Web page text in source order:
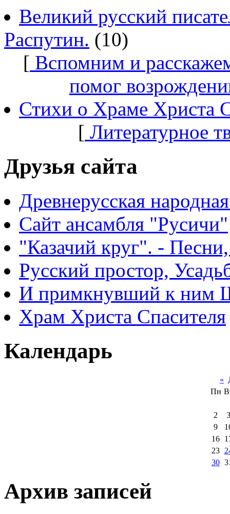
Великий русский
Распутин. (10)
[ Вспомним и
помог
Стихи о Храме Христа
[ Литературное
Друзья сайта
Древнерусская
Сайт ансамбля "Русичи"
"Казачий круг". -
Русский простор,
И примкнувший к ним
Храм Христа Спасителя
Календарь
«
Пн
2
3
9
16
23
30
Архив записей